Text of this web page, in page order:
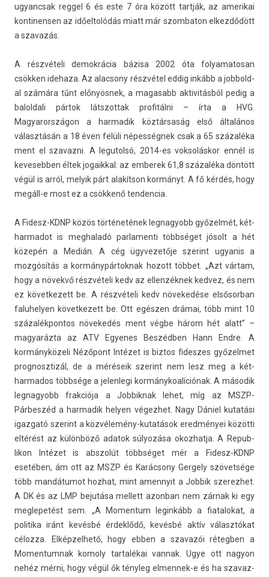
ugyancsak re­ggel 6 és este 7 óra között tartják, az amerikai
kon­tinens­en az időeltolódás miatt már szom­baton el­kezdődött
a szavazás.
A részvételi de­mok­rácia bázisa 2002 óta folyamatosan
csökken idehaza. Az al­ac­sony részvétel eddig inkább a job­bold­
al számára tűnt előnyösnek, a magasabb ak­tivitás­ból pedig a
balol­dali pártok látszot­tak pro­fitál­ni – írta a HVG.
Magyarországon a har­madik köztársaság első általános
választásán a 18 éven felüli népességnek csak a 65 százaléka
ment el szavaz­ni. A legutolsó, 2014-es vok­solás­kor ennél is
kevesebb­en éltek jogaikk­al: az em­berek 61,8 százaléka döntött
végül is arról, melyik párt alakítson kormányt. A fő kérdés, hogy
megáll-e most ez a csökkenő ten­dencia.
A Fidesz-KDNP közös történetének leg­nagyobb győzelmét, két­
harmadot is meg­haladó par­lamen­ti többséget jósolt a hét
közepén a Medián. A cég ügyvezetője szerint ugyanis a
mozgósítás a kor­mánypár­toknak hozott többet. „Azt vártam,
hogy a növekvő részvételi kedv az el­lenzék­nek ked­vez, és nem
ez követ­kezett be. A részvételi kedv növekedése el­sősor­ban
faluhely­en követ­kezett be. Ott egészen drámai, több mint 10
százalék­pontos növekedés ment végbe három hét alatt” –
magyaráz­ta az ATV Egyenes Beszédben Hann Endre. A
kormányközeli Nézőpont Intézet is bi­ztos fides­zes győzel­met
pro­gnosztizál, de a méréseik szerint nem lesz meg a két­
harmados többsége a jelen­legi kor­mánykoalíciónak. A második
leg­nagyobb frak­ciója a Job­biknak lehet, míg az MSZP-
Párbeszéd a har­madik hely­en végez­het. Nagy Dániel kutatási
igaz­gató szerint a közvélemény-kutatások eredményei közötti
eltérést az különböző adatok súlyozása okoz­hatja. A Re­pub­
likon Intézet is ab­szolút többséget mér a Fidesz-KDNP
esetében, ám ott az MSZP és Karácsony Ger­ge­ly szövetsége
több mandátumot hoz­hat, mint amen­nyit a Job­bik szerez­het.
A DK és az LMP bejutása mel­lett azon­ban nem zárnak ki egy
meg­lepetést sem. „A Momen­tum legin­kább a fiatalokat, a
politika iránt kevésbé érdeklődő, kevésbé aktív választókat
célozza. El­képzel­hető, hogy ebben a szavazói rétegb­en a
Momen­tumnak komo­ly tar­talékai van­nak. Ugye ott nagyon
nehéz mérni, hogy végül ők tényleg elmennek-e és ha szavaz­